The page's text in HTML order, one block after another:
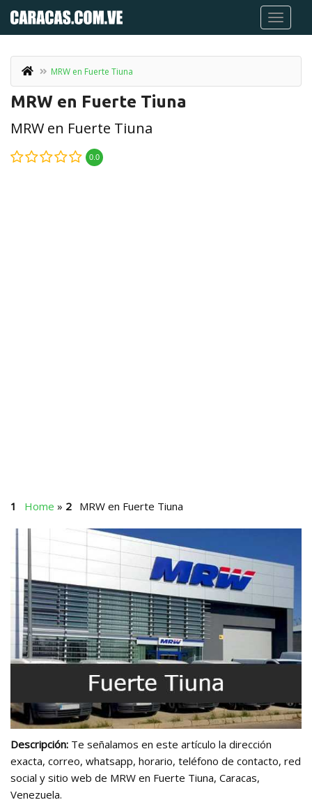
MRW en Fuerte Tiuna
MRW en Fuerte Tiuna
MRW en Fuerte Tiuna
0.0
Home » MRW en Fuerte Tiuna
Descripción: Te señalamos en este artículo la dirección
exacta, correo, whatsapp, horario, teléfono de contacto, red
social y sitio web de MRW en Fuerte Tiuna, Caracas,
Venezuela.